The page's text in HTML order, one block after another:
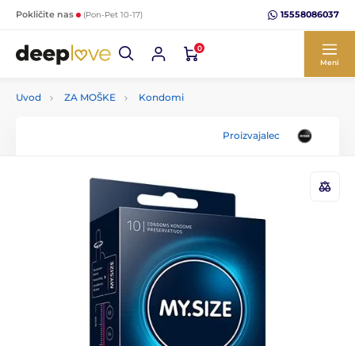
Pokličite nas (Pon-Pet 10-17) 15558086037
0
Meni
Uvod ZA MOŠKE Kondomi
Proizvajalec